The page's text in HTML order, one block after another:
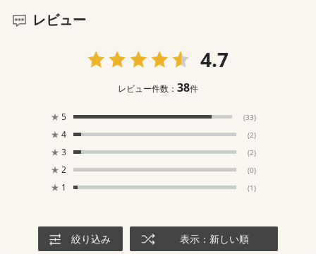
レビュー
4.7
レビュー件数： 38件
★ 5 (33)
★ 4 (2)
★ 3 (2)
★ 2 (0)
★ 1 (1)
絞り込み 表示：新しい順